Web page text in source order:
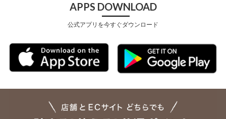
APPS DOWNLOAD
公式アプリを今すぐダウンロード